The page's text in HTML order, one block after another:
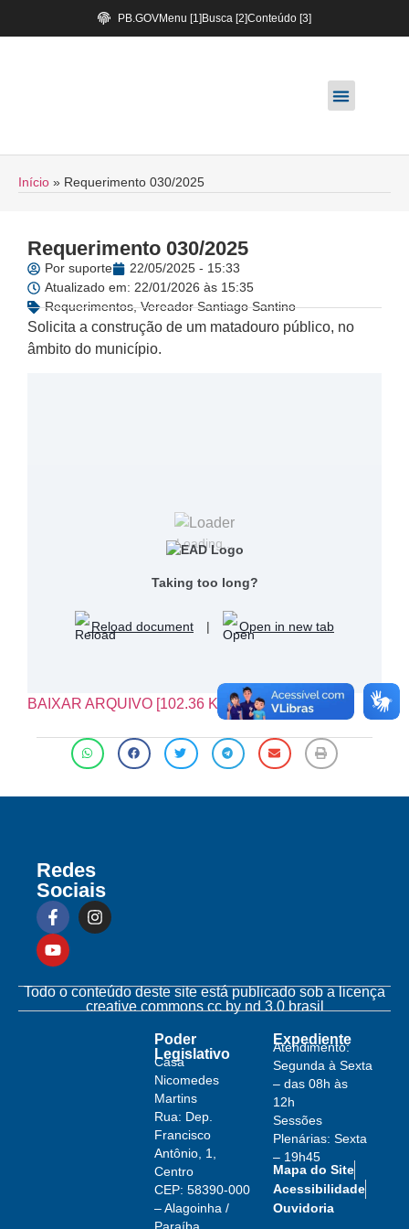
PB.GOVMenu [1] Busca [2]Conteúdo [3]
Início » Requerimento 030/2025
Requerimento 030/2025
Por suporte
22/05/2025 - 15:33
Atualizado em: 22/01/2026 às 15:35
Requerimentos,Vereador Santiago Santino
Solicita a construção de um matadouro público, no
âmbito do município.
Loading...
Taking too long?
Reload document | Open in new tab
BAIXAR ARQUIVO [102.36 KB]
Redes
Sociais
Todo o conteúdo deste site está publicado sob a licença
creative commons cc by nd 3.0 brasil
Poder
Legislativo
Casa
Nicomedes
Martins
Rua: Dep.
Francisco
Antônio, 1,
Centro
CEP: 58390-000
– Alagoinha /
Paraíba
Expediente
Atendimento:
Segunda à Sexta
– das 08h às
12h
Sessões
Plenárias: Sexta
– 19h45
Mapa do Site
Acessibilidade
Ouvidoria